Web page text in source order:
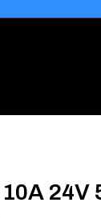
24V